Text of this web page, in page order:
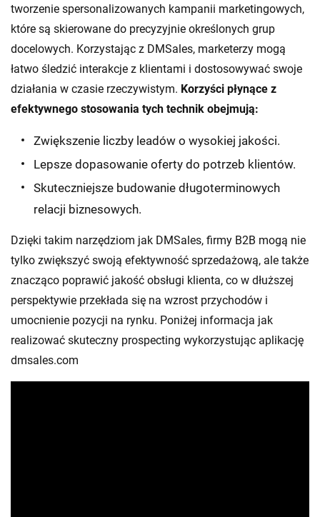
tworzenie spersonalizowanych kampanii marketingowych,
które są skierowane do precyzyjnie określonych grup
docelowych. Korzystając z DMSales, marketerzy mogą
łatwo śledzić interakcje z klientami i dostosowywać swoje
działania w czasie rzeczywistym. Korzyści płynące z
efektywnego stosowania tych technik obejmują:
Zwiększenie liczby leadów o wysokiej jakości.
Lepsze dopasowanie oferty do potrzeb klientów.
Skuteczniejsze budowanie długoterminowych
relacji biznesowych.
Dzięki takim narzędziom jak DMSales, firmy B2B mogą nie
tylko zwiększyć swoją efektywność sprzedażową, ale także
znacząco poprawić jakość obsługi klienta, co w dłuższej
perspektywie przekłada się na wzrost przychodów i
umocnienie pozycji na rynku. Poniżej informacja jak
realizować skuteczny prospecting wykorzystując aplikację
dmsales.com